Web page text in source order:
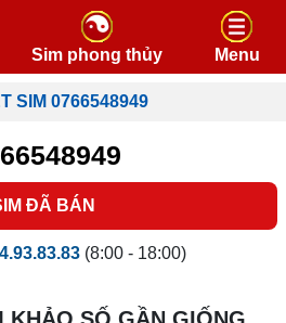
Skip to content
Sim phong thủy Menu
SIM 0766548949
ĐÃ BÁN
(8:00 - 18:00)